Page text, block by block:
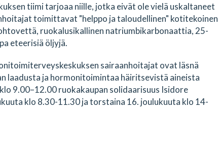
tiimi tarjoaa niille, jotka eivät ole vielä uskaltaneet
toimittavat "helppo ja taloudellinen" kotitekoinen
ruokalusikallinen natriumbikarbonaattia, 25-
eteerisiä öljyjä.
sairaanhoitajat ovat läsnä
laadusta ja hormonitoimintaa häiritsevistä aineista
9.00–12.00 ruokakaupan solidaarisuus Isidore
klo 8.30-11.30 ja torstaina 16. joulukuuta klo 14-